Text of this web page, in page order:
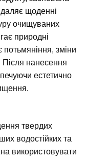
щоденні
очищуваних
природні
потьмяніння, зміни
Після нанесення
естетично
твердих
водостійких та
використовувати